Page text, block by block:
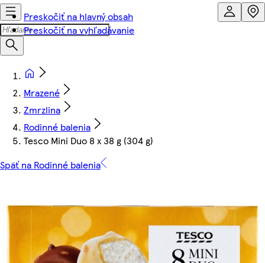
Preskočiť na hlavný obsah
Preskočiť na vyhľadávanie
Mrazené
Zmrzlina
Rodinné balenia
Tesco Mini Duo 8 x 38 g (304 g)
Späť na Rodinné balenia